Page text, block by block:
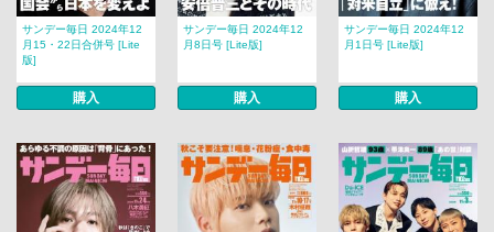
サンデー毎日 2024年12
月15・22日合併号 [Lite
版]
購入
サンデー毎日 2024年12
月8日号 [Lite版]
購入
サンデー毎日 2024年12
月1日号 [Lite版]
購入